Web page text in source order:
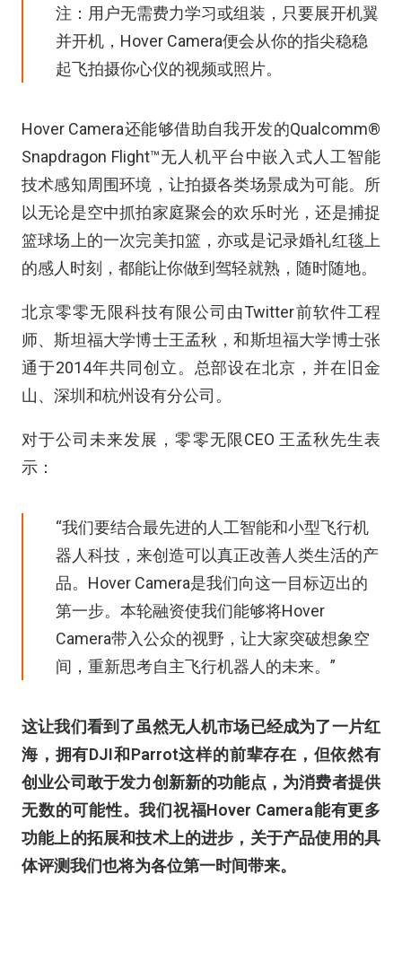
注：用户无需费力学习或组装，只要展开机翼
并开机，Hover Camera便会从你的指尖稳稳
起飞拍摄你心仪的视频或照片。
Hover Camera还能够借助自我开发的Qualcomm®
Snapdragon Flight™无人机平台中嵌入式人工智能
技术感知周围环境，让拍摄各类场景成为可能。所
以无论是空中抓拍家庭聚会的欢乐时光，还是捕捉
篮球场上的一次完美扣篮，亦或是记录婚礼红毯上
的感人时刻，都能让你做到驾轻就熟，随时随地。
北京零零无限科技有限公司由Twitter前软件工程
师、斯坦福大学博士王孟秋，和斯坦福大学博士张
通于2014年共同创立。总部设在北京，并在旧金
山、深圳和杭州设有分公司。
对于公司未来发展，零零无限CEO 王孟秋先生表
示：
“我们要结合最先进的人工智能和小型飞行机
器人科技，来创造可以真正改善人类生活的产
品。Hover Camera是我们向这一目标迈出的
第一步。本轮融资使我们能够将Hover
Camera带入公众的视野，让大家突破想象空
间，重新思考自主飞行机器人的未来。”
这让我们看到了虽然无人机市场已经成为了一片红
海，拥有DJI和Parrot这样的前辈存在，但依然有
创业公司敢于发力创新新的功能点，为消费者提供
无数的可能性。我们祝福Hover Camera能有更多
功能上的拓展和技术上的进步，关于产品使用的具
体评测我们也将为各位第一时间带来。